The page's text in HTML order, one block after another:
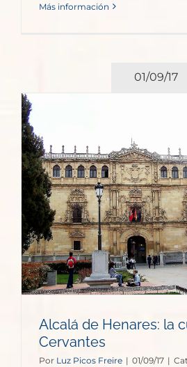
Más información
01/09/17
Alcalá de Henares: la
Cervantes
Por Luz Picos Freire | 01/09/17 |